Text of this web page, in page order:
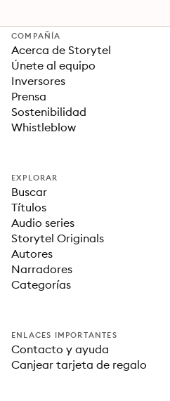
COMPAÑÍA
Acerca de Storytel
Únete al equipo
Inversores
Prensa
Sostenibilidad
Whistleblow
EXPLORAR
Buscar
Títulos
Audio series
Storytel Originals
Autores
Narradores
Categorías
ENLACES IMPORTANTES
Contacto y ayuda
Canjear tarjeta de regalo